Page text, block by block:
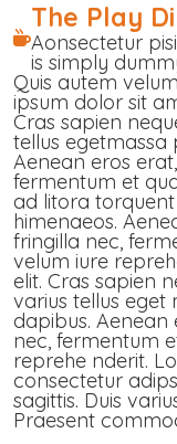
The Play
Aonsectetur
is simply
Quis autem
ipsum dolor sit
Cras sapien
tellus egetmassa
Aenean eros
fermentum et
ad litora
himenaeos.
fringilla nec,
velum iure
elit. Cras sapien
varius tellus eget
dapibus. Aenean
nec, fermentum
reprehe nderit.
consectetur
sagittis. Duis
Praesent